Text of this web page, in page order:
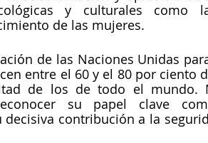
y culturales como
de las mujeres.
de las Naciones Unidas
entre el 60 y el 80 por ciento
de los de todo el mundo.
su papel clave
contribución a la